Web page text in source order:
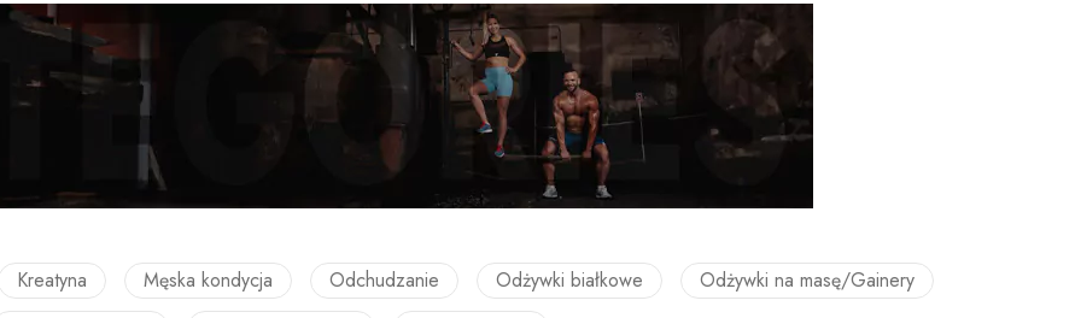
Kreatyna Męska kondycja Odchudzanie Odżywki białkowe
Odżywki na masę/Gainery